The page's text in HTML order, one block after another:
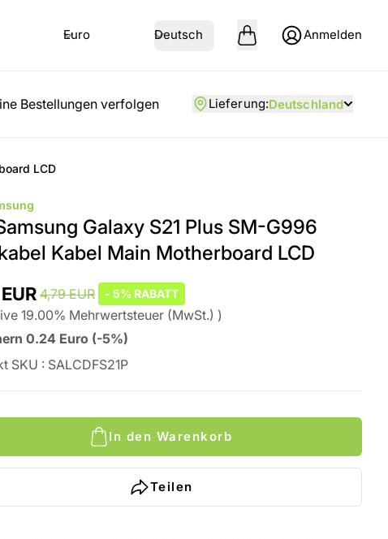
Euro Deutsch Anmelden
Bestellungen verfolgen Lieferung:Deutschland
LCD
Galaxy S21 Plus SM-G996
Kabel Main Motherboard LCD
4,79 EUR - 5% RABATT
19.00% Mehrwertsteuer (MwSt.) )
0.24 Euro (-5%)
SKU : SALCDFS21P
In den Warenkorb
Teilen